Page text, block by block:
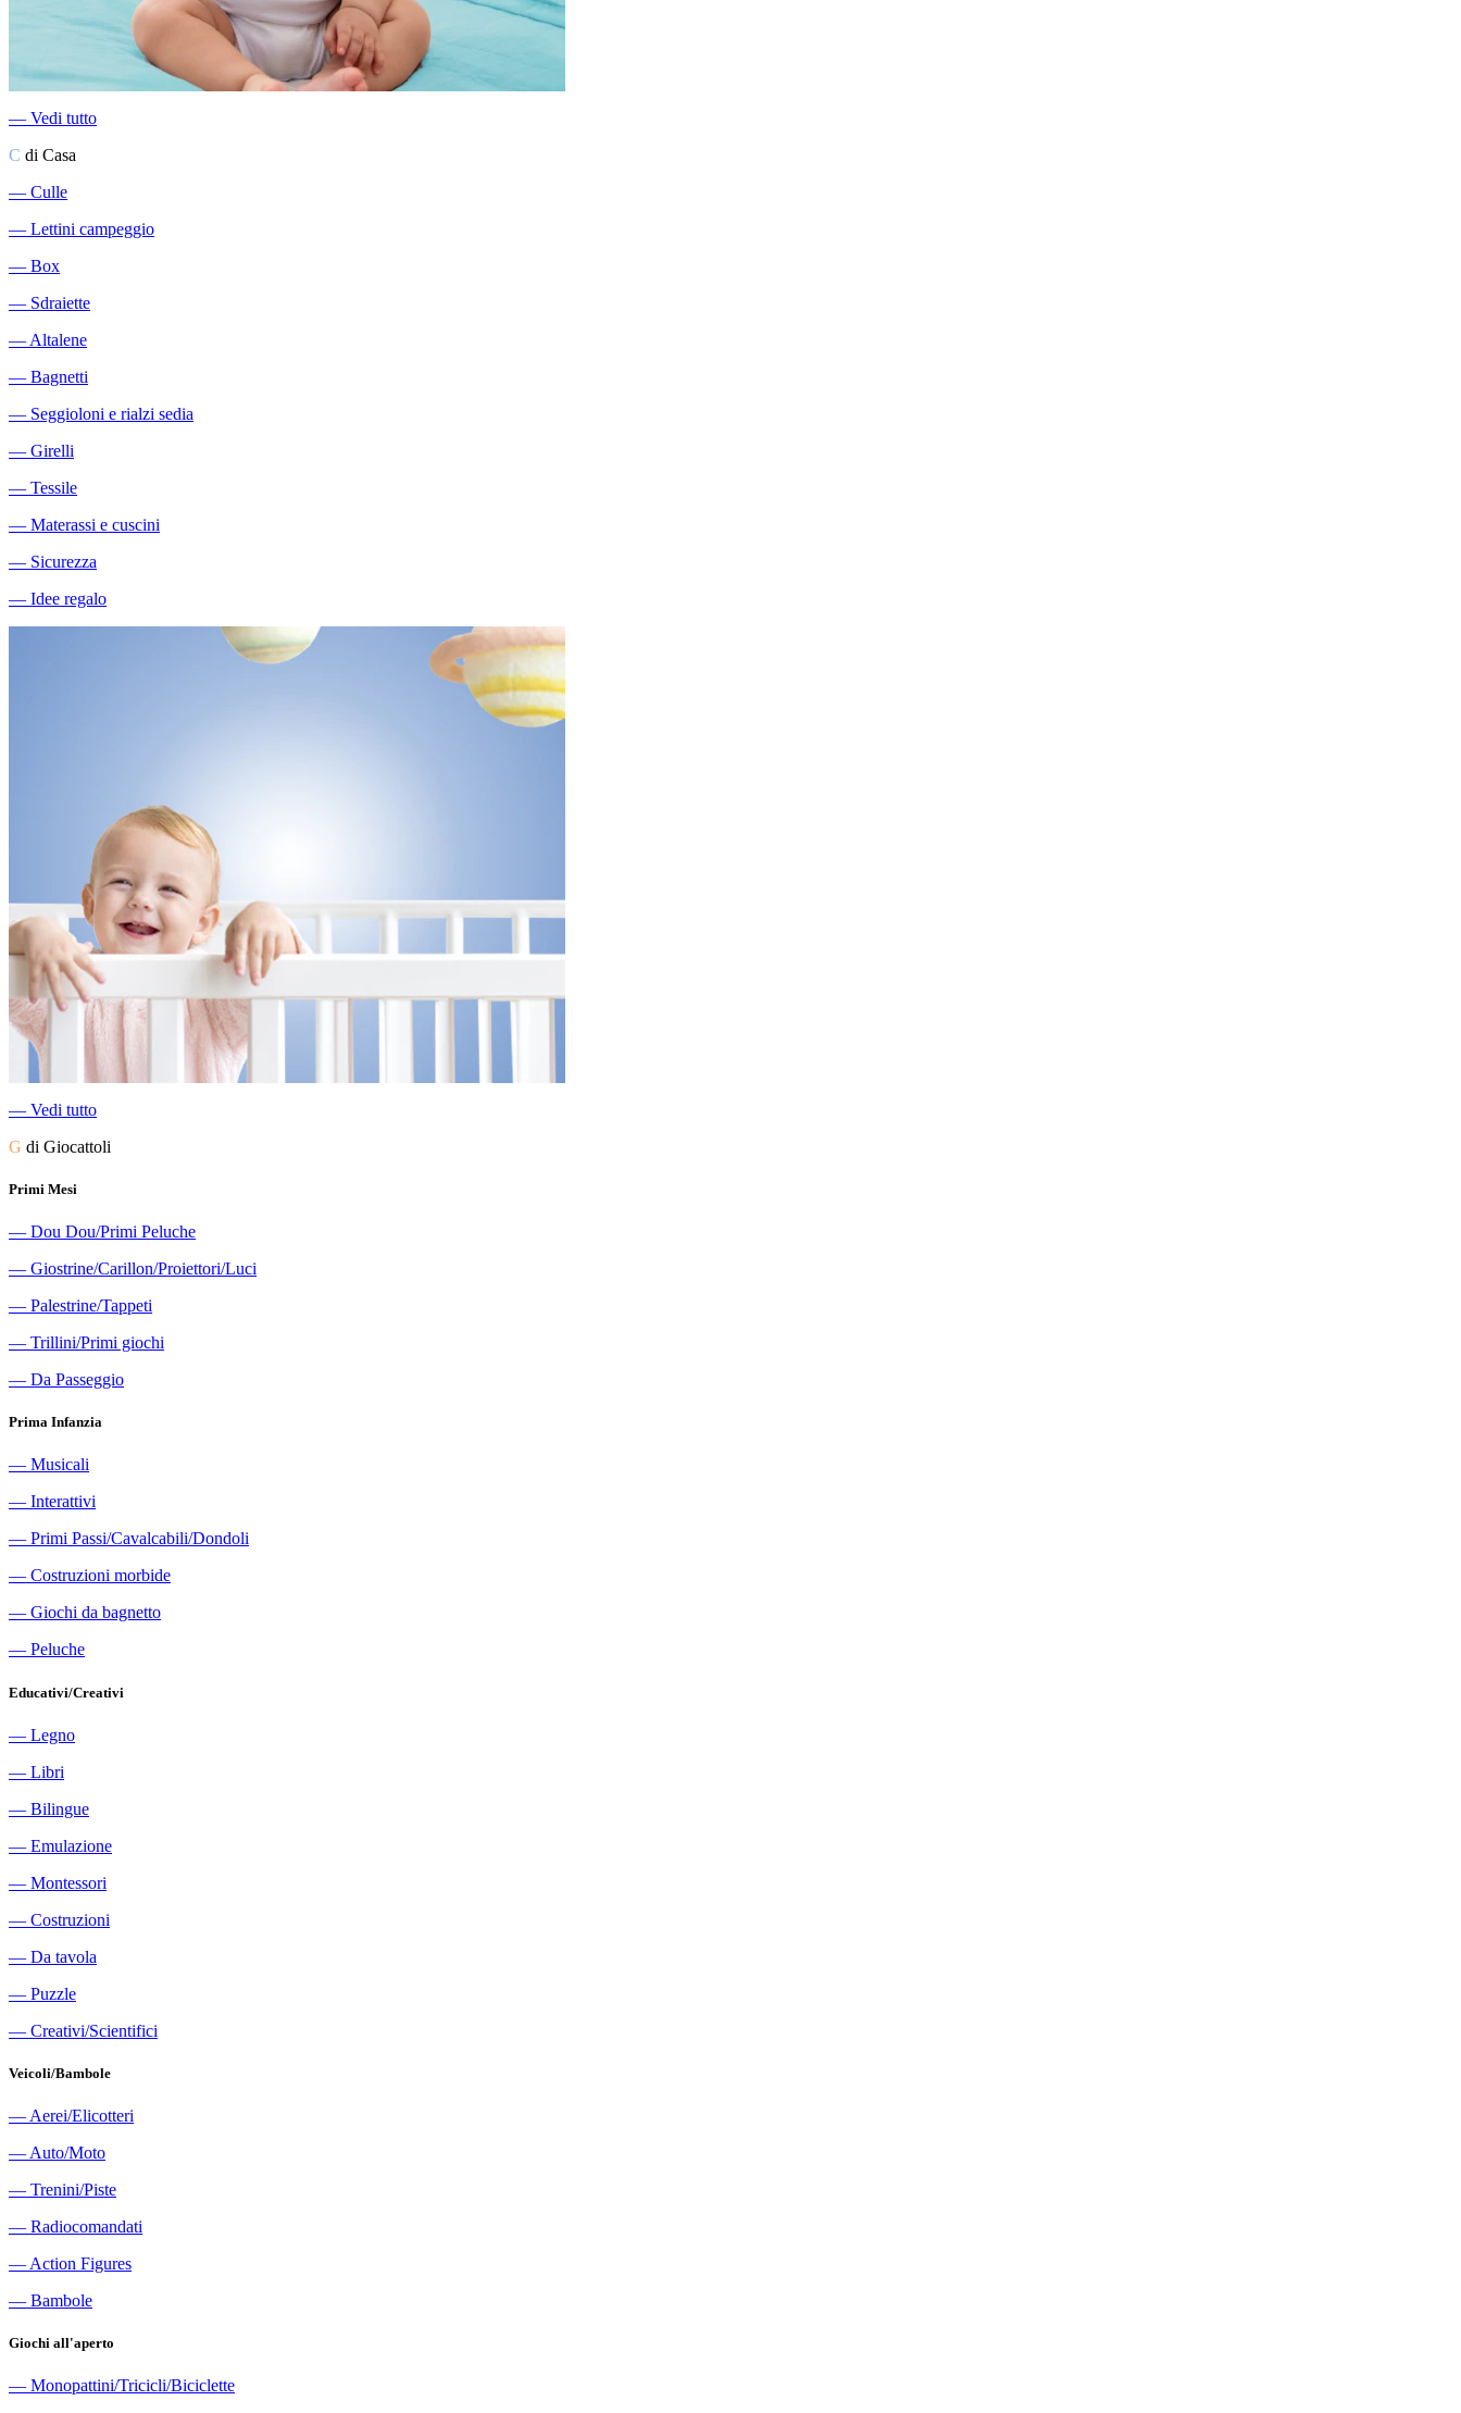
― Vedi tutto
C di Casa
― Culle
― Lettini campeggio
― Box
― Sdraiette
― Altalene
― Bagnetti
― Seggioloni e rialzi sedia
― Girelli
― Tessile
― Materassi e cuscini
― Sicurezza
― Idee regalo
― Vedi tutto
G di Giocattoli
Primi Mesi
― Dou Dou/Primi Peluche
― Giostrine/Carillon/Proiettori/Luci
― Palestrine/Tappeti
― Trillini/Primi giochi
― Da Passeggio
Prima Infanzia
― Musicali
― Interattivi
― Primi Passi/Cavalcabili/Dondoli
― Costruzioni morbide
― Giochi da bagnetto
― Peluche
Educativi/Creativi
― Legno
― Libri
― Bilingue
― Emulazione
― Montessori
― Costruzioni
― Da tavola
― Puzzle
― Creativi/Scientifici
Veicoli/Bambole
― Aerei/Elicotteri
― Auto/Moto
― Trenini/Piste
― Radiocomandati
― Action Figures
― Bambole
Giochi all'aperto
― Monopattini/Tricicli/Biciclette